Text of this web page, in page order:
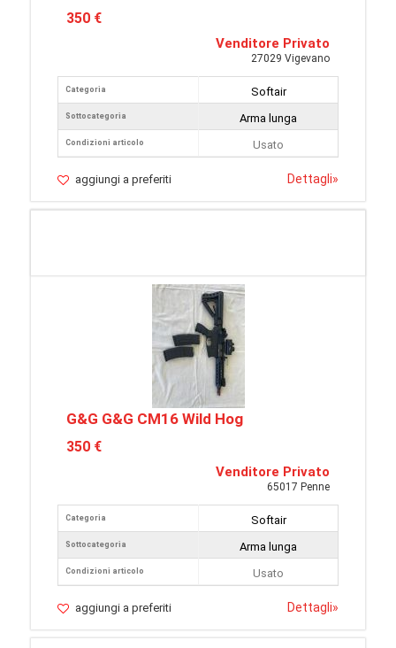
350 €
Venditore Privato
27029 Vigevano
Categoria
Sottocategoria
Condizioni articolo
Softair
Arma lunga
Usato
aggiungi a preferiti Dettagli»
G&G G&G CM16 Wild Hog
350 €
Venditore Privato
65017 Penne
Categoria
Sottocategoria
Condizioni articolo
Softair
Arma lunga
Usato
aggiungi a preferiti Dettagli»